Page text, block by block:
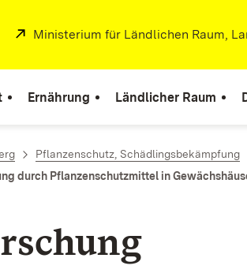
Extern:
Ministerium für Ländlichen Raum,
Ernährung Ländlicher Raum
Pflanzenschutz, Schädlingsbekämpfung
durch Pflanzenschutzmittel in